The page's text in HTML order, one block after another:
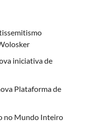
iniciativa de
Plataforma de
no Mundo Inteiro